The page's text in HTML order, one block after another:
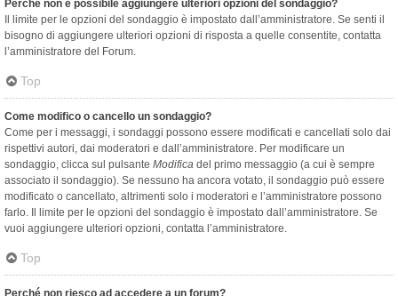
Perché non è possibile aggiungere ulteriori opzioni del sondaggio?
Il limite per le opzioni del sondaggio è impostato dall’amministratore. Se senti il
bisogno di aggiungere ulteriori opzioni di risposta a quelle consentite, contatta
l’amministratore del Forum.
Top
Come modifico o cancello un sondaggio?
Come per i messaggi, i sondaggi possono essere modificati e cancellati solo dai
rispettivi autori, dai moderatori e dall’amministratore. Per modificare un
sondaggio, clicca sul pulsante Modifica del primo messaggio (a cui è sempre
associato il sondaggio). Se nessuno ha ancora votato, il sondaggio può essere
modificato o cancellato, altrimenti solo i moderatori e l’amministratore possono
farlo. Il limite per le opzioni del sondaggio è impostato dall’amministratore. Se
vuoi aggiungere ulteriori opzioni, contatta l’amministratore.
Top
Perché non riesco ad accedere a un forum?